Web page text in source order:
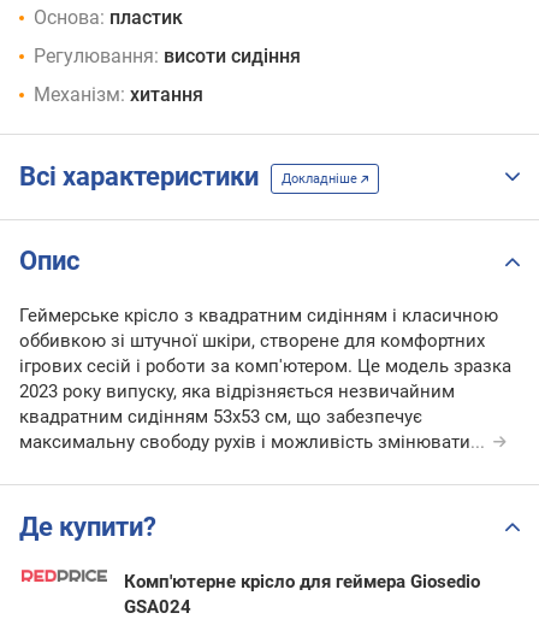
Основа: пластик
Регулювання: висоти сидіння
Механізм: хитання
Всі характеристики Докладніше
Опис
Геймерське крісло з квадратним сидінням і класичною
оббивкою зі штучної шкіри, створене для комфортних
ігрових сесій і роботи за комп'ютером. Це модель зразка
2023 року випуску, яка відрізняється незвичайним
квадратним сидінням 53х53 см, що забезпечує
максимальну свободу рухів і можливість змінювати...
Де купити?
Комп'ютерне крісло для геймера Giosedio
GSA024